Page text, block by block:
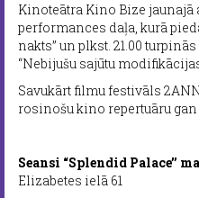
Kinoteātra Kino Bize jaunajā
performances daļa, kurā
nakts” un plkst. 21.00
“Nebijušu sajūtu
Savukārt filmu festivāls
rosinošu kino repertuāru
Seansi “Splendid Palace’’
Elizabetes ielā 61